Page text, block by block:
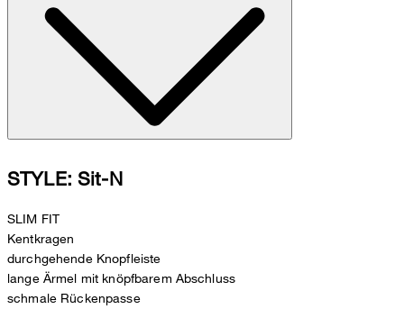
STYLE: Sit-N
SLIM FIT
Kentkragen
durchgehende Knopfleiste
lange Ärmel mit knöpfbarem Abschluss
schmale Rückenpasse